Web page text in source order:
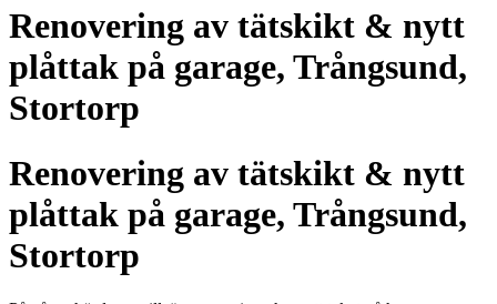
Renovering av tätskikt & nytt
plåttak på garage, Trångsund,
Stortorp
Renovering av tätskikt & nytt
plåttak på garage, Trångsund,
Stortorp